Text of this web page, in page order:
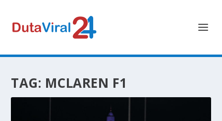
TAG: MCLAREN F1